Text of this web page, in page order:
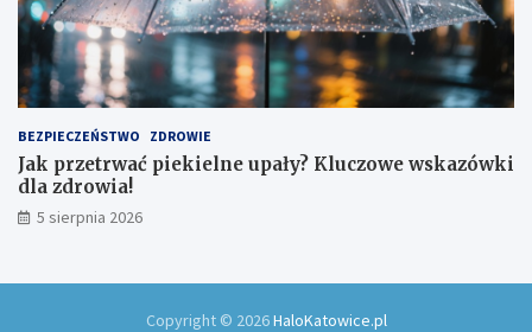
BEZPIECZEŃSTWO ZDROWIE
Jak przetrwać piekielne upały? Kluczowe wskazówki
dla zdrowia!
5 sierpnia 2026
Copyright © 2026HaloKatowice.pl